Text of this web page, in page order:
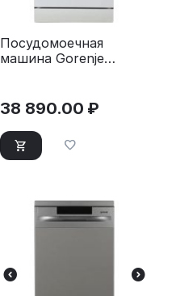
Посудомоечная
машина Gorenje
38 890.00 ₽